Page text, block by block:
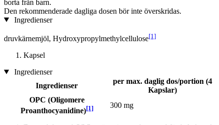
borta från barn.
Den rekommenderade dagliga dosen bör inte överskridas.
Ingredienser
druvkärnemjöl, Hydroxypropylmethylcellulose[1]
Kapsel
Ingredienser
Ingredienser
per max. daglig dos/portion (4
Kapslar)
OPC (Oligomere
Proanthocyanidine)[1] 300 mg